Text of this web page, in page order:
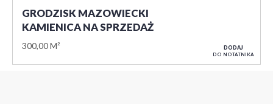
GRODZISK MAZOWIECKI
KAMIENICA NA SPRZEDAŻ
300,00 M² DODAJ
DO NOTATNIKA